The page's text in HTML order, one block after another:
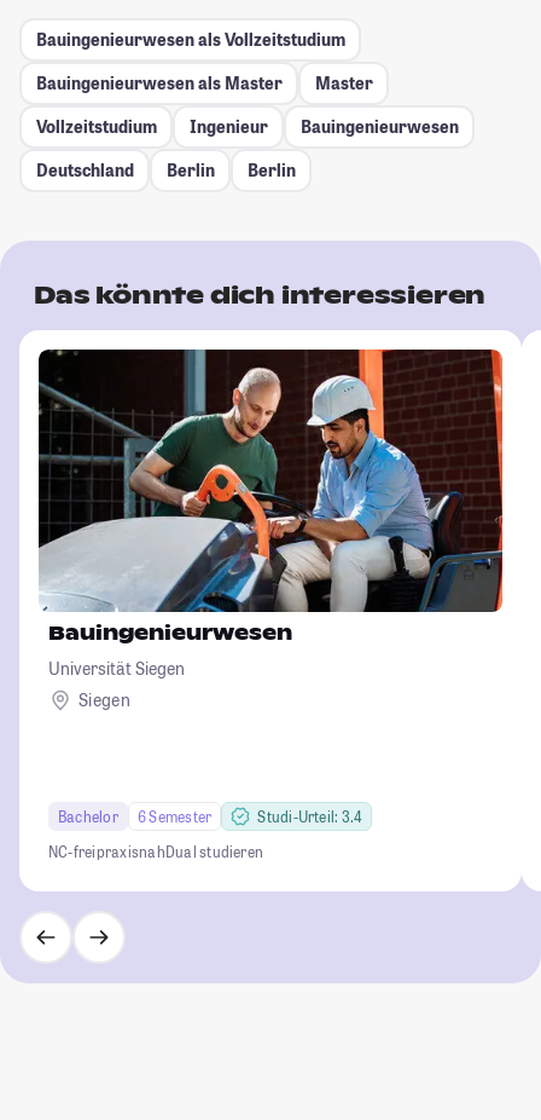
Bauingenieurwesen als Vollzeitstudium
Bauingenieurwesen als Master
Master
Vollzeitstudium
Ingenieur
Bauingenieurwesen
Deutschland
Berlin Berlin
Das könnte dich interessieren
Bauingenieurwesen
Universität Siegen
Siegen
Bachelor 6 Semester
Studi-Urteil: 3.4
NC-freipraxisnahDual studieren